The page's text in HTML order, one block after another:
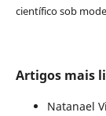
científico sob
Artigos mais
Natanael